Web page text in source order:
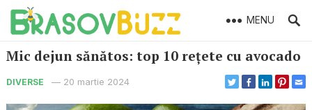
MENU
Mic dejun sănătos: top 10 rețete cu avocado
DIVERSE — 20 martie 2024